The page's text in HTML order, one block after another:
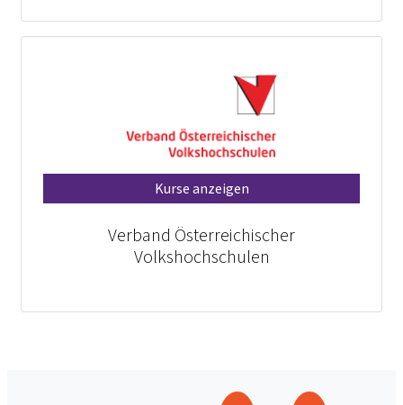
Kurse anzeigen
Verband Österreichischer
Volkshochschulen